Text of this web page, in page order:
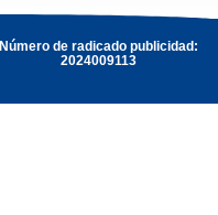
Número de radicado publicidad:
2024009113